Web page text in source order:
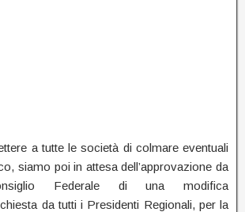
a tutte le società di colmare eventuali
siamo poi in attesa dell’approvazione da
Federale di una modifica
da tutti i Presidenti Regionali, per la